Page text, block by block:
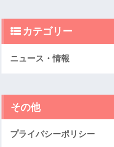
カテゴリー
ニュース・情報
その他
プライバシーポリシー